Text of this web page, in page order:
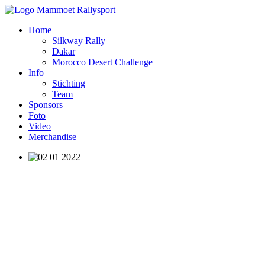
Home
Silkway Rally
Dakar
Morocco Desert Challenge
Info
Stichting
Team
Sponsors
Foto
Video
Merchandise